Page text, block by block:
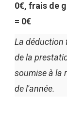
0€, frais de
= 0€
La déduction
de la
soumise à la
de l'année.